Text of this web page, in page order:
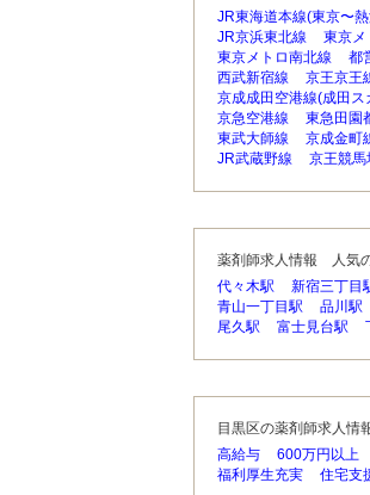
JR東海道本線(東京〜
JR京浜東北線
東京メ
東京メトロ南北線
都
西武新宿線
京王京王
京成成田空港線(成田ス
京急空港線
東急田園
東武大師線
京成金町
JR武蔵野線
京王競馬
薬剤師求人情報 人気
代々木駅
新宿三丁目
青山一丁目駅
品川駅
尾久駅
富士見台駅
目黒区の薬剤師求人情
高給与
600万円以上
福利厚生充実
住宅支